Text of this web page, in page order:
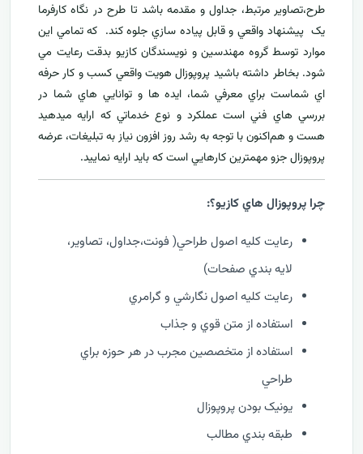
طرح،تصاوير مرتبط، جداول و مقدمه باشد تا طرح در نگاه کارفرما
يک پيشنهاد واقعي و قابل پياده سازي جلوه کند. که تمامي اين
موارد توسط گروه مهندسين و نويسندگان کازيو بدقت رعايت مي
شود. بخاطر داشته باشيد پروپوزال هويت واقعي کسب و کار حرفه
اي شماست براي معرفيشما، ايده ها و توانايي هاي شما در
بررسي هاي فني است عملکرد و نوع خدماتي که ارايه میدهید
هست و هم‌اکنون با توجه به رشد روز افزون نياز به تبليغات، عرضه
پروپوزال جزو مهمترين کارهايي است که بايد ارایه نمایید.
چرا پروپوزال هاي کازيو؟:
رعايت کليه اصول طراحي( فونت،جداول، تصاوير،
لايه بندي صفحات)
رعايت کليه اصول نگارشي و گرامري
استفاده از متن قوي و جذاب
استفاده از متخصصين مجرب در هر حوزه براي
طراحي
يونيک بودن پروپوزال
طبقه بندي مطالب